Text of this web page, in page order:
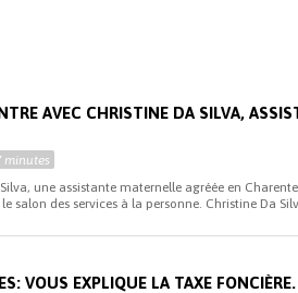
AVEC CHRISTINE DA SILVA,
minutes
une assistante maternelle agréée en
salon des services à la personne. Christine Da
VOUS EXPLIQUE LA TAXE FONCIÈRE.